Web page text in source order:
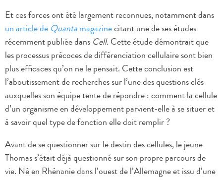
Et ces forces ont été largement reconnues, notamment dans
un article de Quantamagazinecitant une de ses études
récemment publiée dans Cell.Cette étude démontrait que
les processus précoces de différenciation cellulaire sont bien
plus efficaces qu’on ne le pensait. Cette conclusion est
l’aboutissement de recherches sur l’une des questions clés
auxquelles son équipe tente de répondre : comment la cellule
d’un organisme en développement parvient-elle à se situer et
à savoir quel type de fonction elle doit remplir ?
Avant de se questionner sur le destin des cellules, le jeune
Thomas s’était déjà questionné sur son propre parcours de
vie. Né en Rhénanie dans l’ouest de l’Allemagne et issu d’une